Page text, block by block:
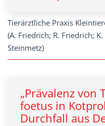
Tierärztliche Praxis
(A. Friedrich; R. Friedrich;
Steinmetz)
„Prävalenz von
foetus in
Durchfall aus